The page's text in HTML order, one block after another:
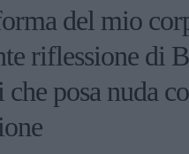
del mio
riflessione di
posa nuda